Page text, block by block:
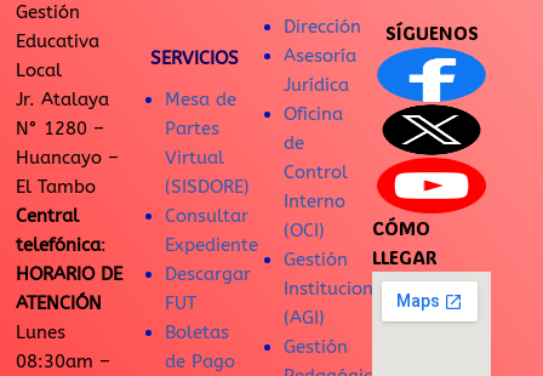
Gestión
Educativa
Local
Jr. Atalaya
N° 1280 –
Huancayo –
El Tambo
Central
telefónica:
HORARIO DE
ATENCIÓN
Lunes
08:30am –
SERVICIOS
Mesa de
Partes
Virtual
(SISDORE)
Consultar
Expediente
Descargar
FUT
Boletas
de Pago
Dirección
Asesoría
Jurídica
Oficina
de
Control
Interno
(OCI)
Gestión
Institucional
(AGI)
Gestión
SÍGUENOS
CÓMO
LLEGAR